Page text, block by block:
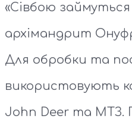
«Сівбою
архімандрит
Для обробки та
використовують
John Deer та МТЗ.